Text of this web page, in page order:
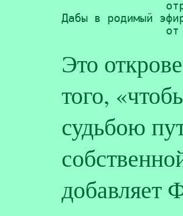
Дабы в родимый
Это
того,
судьбою
добавляет